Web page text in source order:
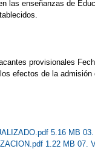
las enseñanzas de
provisionales
efectos de la
5.16 MB
1.22 MB 07.